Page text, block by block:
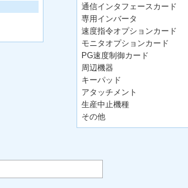
通信インタフェースカード
専用インバータ
速度指令オプションカード
モニタオプションカード
PG速度制御カード
周辺機器
キーパッド
アタッチメント
生産中止機種
その他